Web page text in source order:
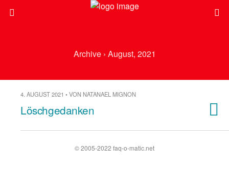
Archive › August, 2021
4. AUGUST 2021 • VON NATANAEL MIGNON
Löschgedanken
© 2005-2022 faq-o-matic.net